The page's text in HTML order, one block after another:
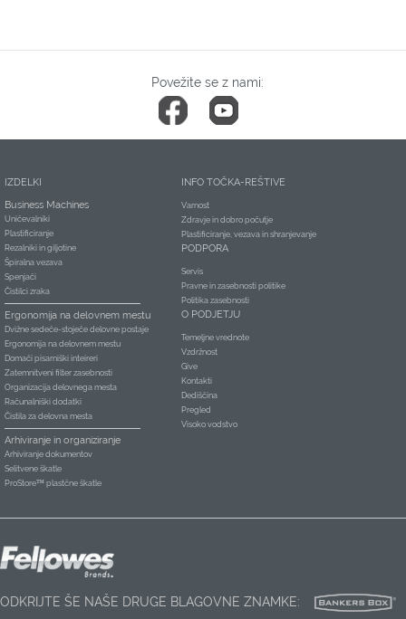
Povežite se z nami:
IZDELKI
Business Machines
Uničevalniki
Plastificiranje
Rezalniki in giljotine
Špiralna vezava
Spenjači
Čistilci zraka
Ergonomija na delovnem mestu
Dvižne sedeče-stoječe delovne postaje
Ergonomija na delovnem mestu
Domači pisarniški inteireri
Zatemnitveni filter zasebnosti
Organizacija delovnega mesta
Računalniški dodatki
Čistila za delovna mesta
Arhiviranje in organiziranje
Arhiviranje dokumentov
Selitvene škatle
ProStore™ plastčne škatle
INFO TOČKA-REŠTIVE
Varnost
Zdravje in dobro počutje
Plastificiranje, vezava in shranjevanje
PODPORA
Servis
Pravne in zasebnosti politike
Politika zasebnosti
O PODJETJU
Temeljne vrednote
Vzdržnost
Give
Kontakti
Dediščina
Pregled
Visoko vodstvo
ODKRIJTE ŠE NAŠE DRUGE BLAGOVNE ZNAMKE: